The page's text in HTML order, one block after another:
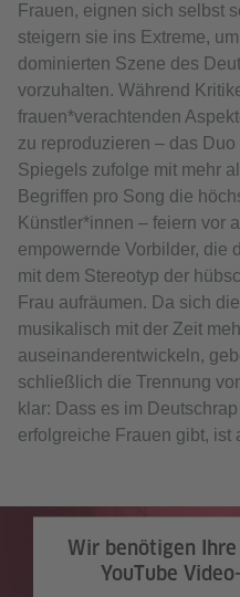
Frauen, eignen sich selbst
steigern sie ins Extreme,
dominierten Szene des
vorzuhalten. Während
frauen*verachtenden
zu reproduzieren – das
Spiegels zufolge mit mehr
Begriffen pro Song die
Künstler*innen – feiern vor
empowernde Vorbilder, die
mit dem Stereotyp der
Frau aufräumen. Da sich
musikalisch mit der Zeit
auseinanderentwickeln,
schließlich die Trennung
klar: Dass es im
erfolgreiche Frauen gibt, ist
Wir benötigen
YouTube